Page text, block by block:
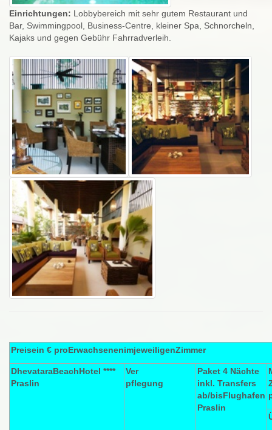
Einrichtungen: Lobbybereich mit sehr gutem Restaurant und
Bar, Swimmingpool, Business-Centre, kleiner Spa, Schnorcheln,
Kajaks und gegen Gebühr Fahrradverleih.
Preisein € proErwachsenenimjeweiligenZimmer
DhevataraBeachHotel ****
Praslin
Ver
pflegung
Paket 4 Nächte
inkl. Transfers
ab/bisFlughafen
Praslin